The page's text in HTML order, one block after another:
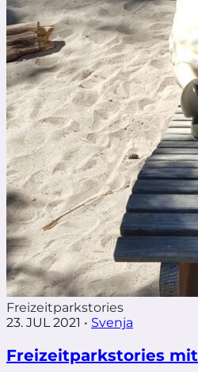
Freizeitparkstories
23. JUL 2021 • Svenja
Freizeitparkstories